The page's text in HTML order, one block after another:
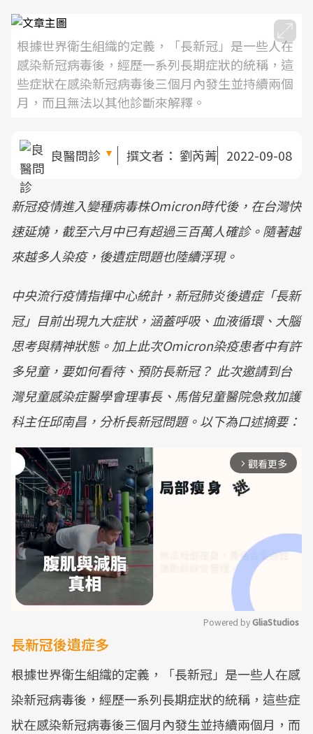
根據世界衛生組織的定義，「長新冠」是一些人在
感染新冠病毒後，經歷一系列長期症狀的統稱，這
些症狀在感染新冠病毒後三個月內發生並持續兩個
月，而且無法以其他診斷來解釋。
良醫問診 撰文者： 劉芮菁 2022-09-08
新冠疫情進入變種病毒株Omicron時代後，在台灣快
速延燒，截至六月中已有超過三百萬人確診。隨著越
來越多人染疫，後遺症問題也陸續浮現。
中央流行疫情指揮中心統計，新冠肺炎後遺症「長新
冠」目前出現九大症狀，涵蓋呼吸、血液循環、大腦
思考與精神狀態。加上此次Omicron染疫患者中有許
多兒童，要如何看待、預防長新冠？ 此次邀請到台
灣兒童感染症醫學會理事長、馬偕兒童醫院急救加護
科主任邱南昌，分析長新冠問題。以下為口述摘要：
arrow_forward_ios 觀看更多
Powered by GliaStudios
長新冠後遺症多
根據世界衛生組織的定義，「長新冠」是一些人在感
染新冠病毒後，經歷一系列長期症狀的統稱，這些症
狀在感染新冠病毒後三個月內發生並持續兩個月，而